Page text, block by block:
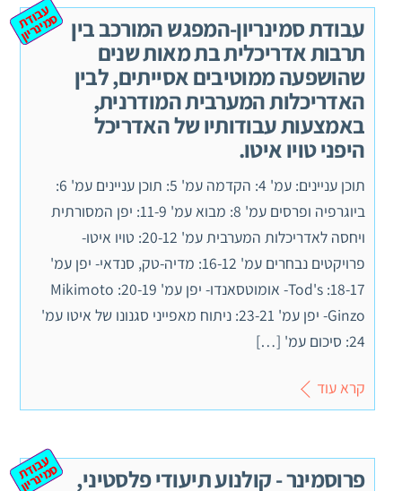
עבודת סמינריון-המפגש המורכב בין
תרבות אדריכלית בת מאות שנים
שהושפעה ממוטיבים אסייתים, לבין
האדריכלות המערבית המודרנית,
באמצעות עבודותיו של האדריכל
היפני טויו איטו.
ע
ב
וד
ת
ס
מ
ינ
ר
יון
תוכן עניינים: עמ' 4: הקדמה עמ' 5: תוכן עניינים עמ' 6:
ביוגרפיה ופרסים עמ' 8: מבוא עמ' 11-9: יפן המסורתית
ויחסה לאדריכלות המערבית עמ' 20-12: טויו איטו-
פרויקטים נבחרים עמ' 16-12: מדיה-טק, סנדאי- יפן עמ'
18-17: Tod's- אומוטסאנדו- יפן עמ' 20-19: Mikimoto
Ginzo- יפן עמ' 23-21: ניתוח מאפייני סגנונו של איטו עמ'
24: סיכום עמ' […]
קרא עוד
פרוסמינר - קולנוע תיעודי פלסטיני,
ע
ב
וד
ת
ס
מ
ינ
ר
יון